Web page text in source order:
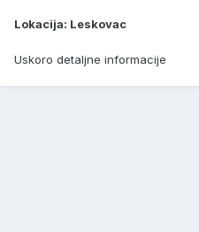
Lokacija: Leskovac
Uskoro detaljne informacije